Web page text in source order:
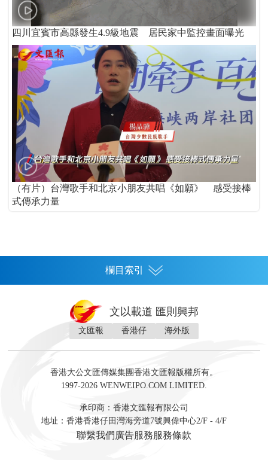
四川宜賓市高縣發生4.9級地震 居民家中監控畫面曝光
（有片）台灣歌手和北京小朋友共唱《如願》 感受接棒
式傳承力量
欄目索引
灣區人
財經 地產 投資 財評 數字經濟
訪談 直播 經湋論
藝術 文學
文以載道 匯則興邦
文匯報 香港仔 海外版
香港大公文匯傳媒集團香港文匯報版權所有。
1997-2026 WENWEIPO.COM LIMITED.
承印商：香港文匯報有限公司
地址：香港香港仔田灣海旁道7號興偉中心2/F - 4/F
聯繫我們 廣告服務服務條款